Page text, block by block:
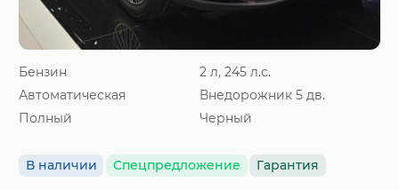
Бензин
2 л, 245 л.с.
Автоматическая
Внедорожник 5 дв.
Полный
Черный
В наличии Спецпредложение Гарантия